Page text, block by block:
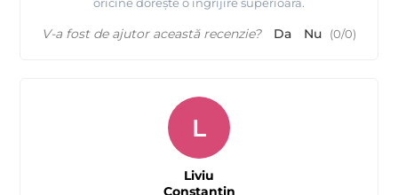
oricine dorește o îngrijire superioară.
V-a fost de ajutor această recenzie? Da Nu (0/0)
L
Liviu